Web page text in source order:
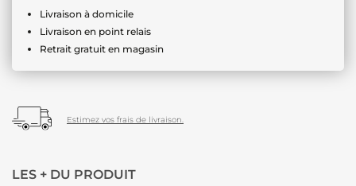
Livraison à domicile
Livraison en point relais
Retrait gratuit en magasin
Estimez vos frais de livraison.
LES + DU PRODUIT